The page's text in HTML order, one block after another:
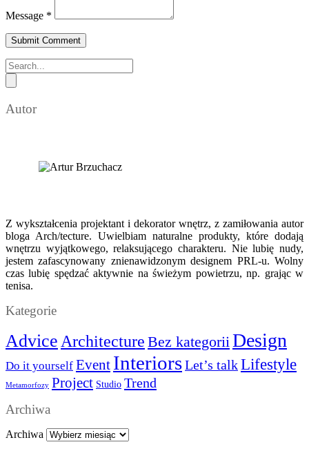
Message *
Autor
Z wykształcenia projektant i dekorator wnętrz, z zamiłowania autor
bloga Arch/tecture. Uwielbiam naturalne produkty, które dodają
wnętrzu wyjątkowego, relaksującego charakteru. Nie lubię nudy,
jestem zafascynowany znienawidzonym designem PRL-u. Wolny
czas lubię spędzać aktywnie na świeżym powietrzu, np. grając w
tenisa.
Kategorie
Advice Architecture Bez kategorii Design
Do it yourself Event InteriorsLet’s talkLifestyle
Metamorfozy Project Studio Trend
Archiwa
Archiwa